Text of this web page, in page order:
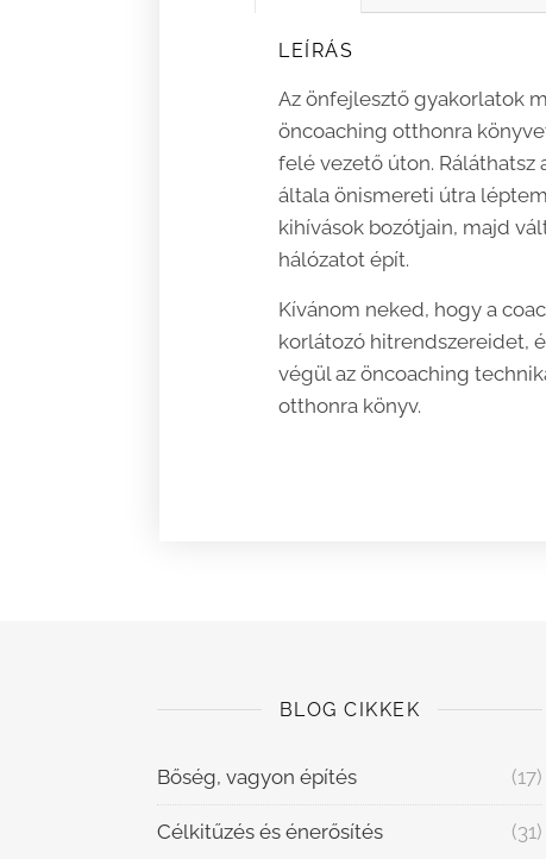
LEÍRÁS
Az önfejlesztő gyakorlatok
öncoaching otthonra
felé vezető úton.
általa önismereti útra
kihívások bozótjain, majd
hálózatot épít.
Kívánom neked, hogy a
korlátozó hitrendszereidet,
végül az öncoaching
otthonra könyv.
BLOG CIKKEK
Bőség, vagyon építés (17)
Célkitűzés és énerősítés (31)